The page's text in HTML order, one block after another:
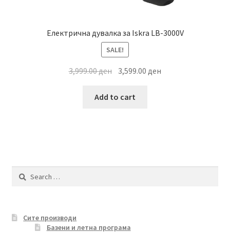
Електрична дувалка за Iskra LB-3000V
SALE!
3,999.00ден Original
was:
3,599.00ден
Add to cart
Search
Сите производи
Базени и летна програма